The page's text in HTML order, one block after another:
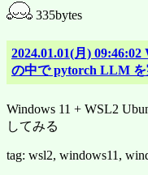
335bytes
2024.01.01(月)
の中で pytorch LLM
Windows 11 + WSL2
してみる
tag: wsl2, windows11,